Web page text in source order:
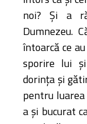
noi? Şi a
Dumnezeu.
întoarcă ce
sporire lui
dorinţa şi
pentru
a şi bucurat